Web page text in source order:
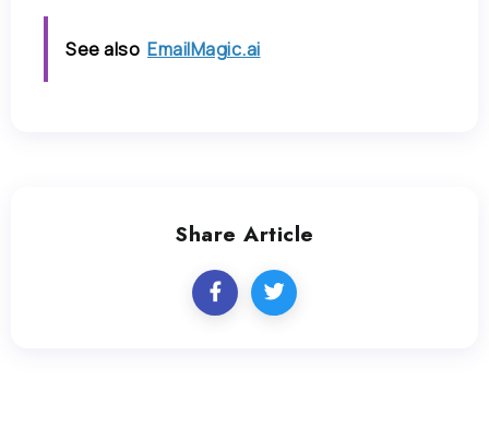
See also EmailMagic.ai
Share Article